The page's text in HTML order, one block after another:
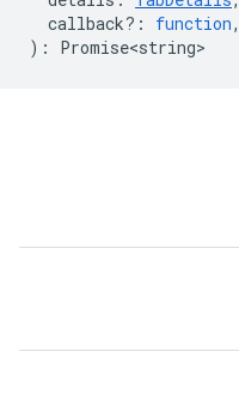
callback? : function,
) : Promise<string>